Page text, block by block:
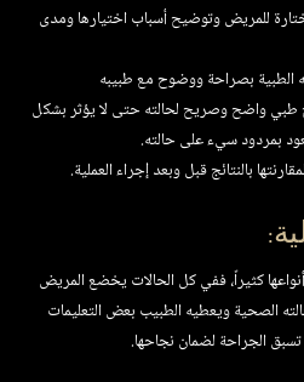
للمريض وتوضيح أسباب اختيارها ومدى
بصراحة ووضوح مع طبيبه
طبي واضح وصريح لحالته حتى لا يؤثر بشكل
بمردود سيء على حالته.
بالنتائج قبل وبعد إجراء العملية.
كثيراً، ففي كل الحالات يخضع المريض
الصحية ويعطيه الطبيب بعض التعليمات
تسبق الجراحة لضمان نجاحها.